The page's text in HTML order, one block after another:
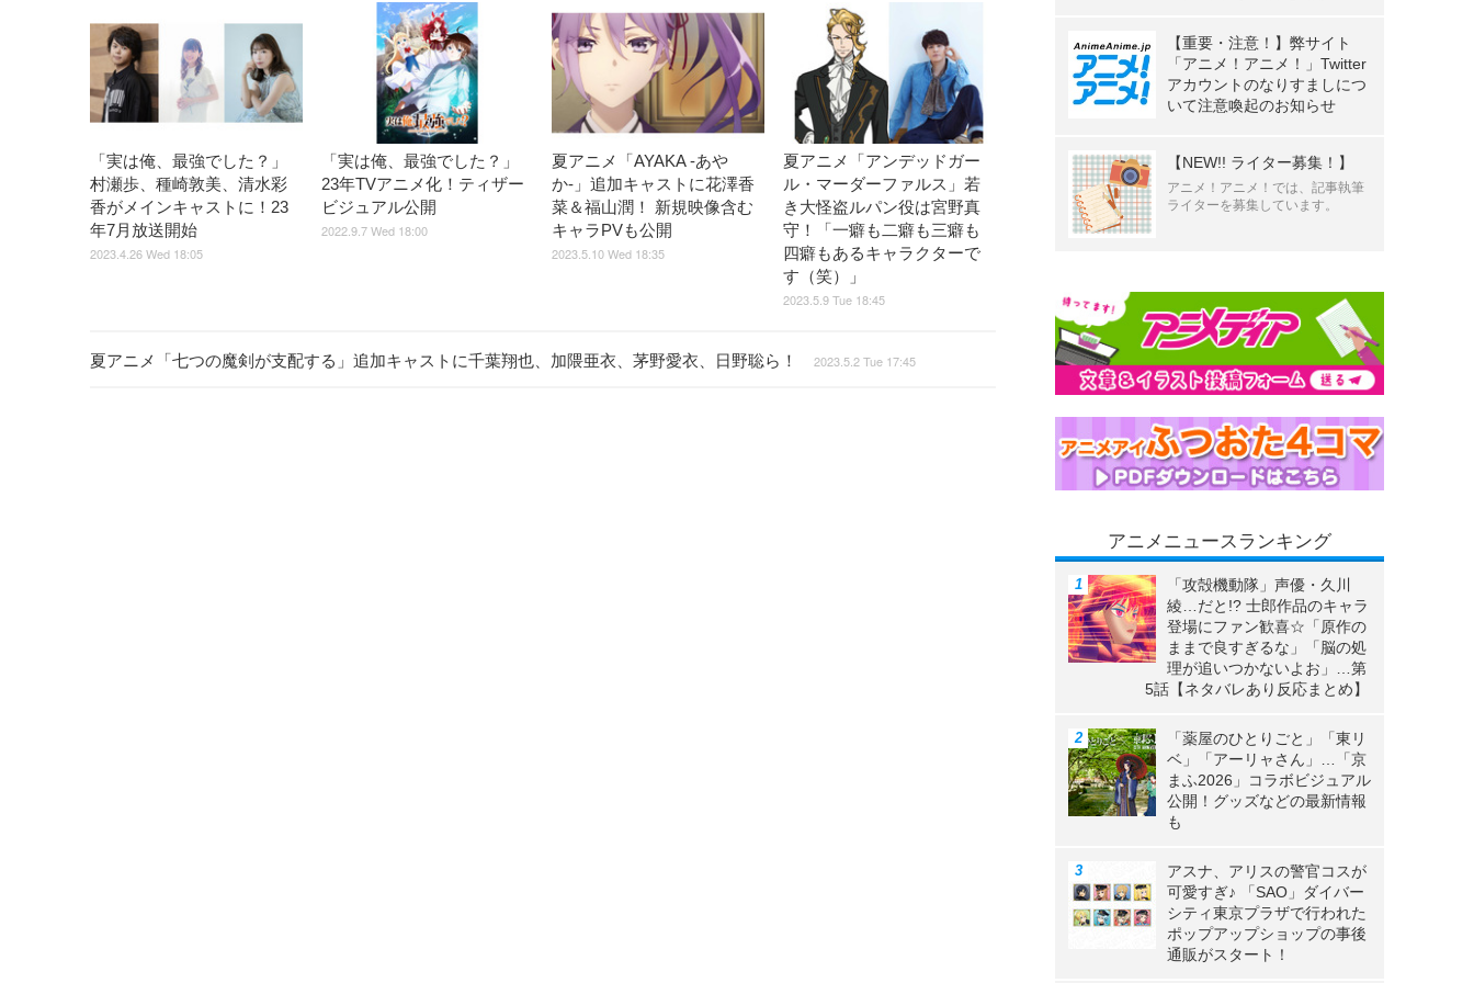
「実は俺、最強でした？」
村瀬歩、種崎敦美、清水彩
香がメインキャストに！23
年7月放送開始
2023.4.26 Wed 18:05
「実は俺、最強でした？」
23年TVアニメ化！ティザー
ビジュアル公開
2022.9.7 Wed 18:00
夏アニメ「AYAKA ‐あや
か‐」追加キャストに花澤香
菜＆福山潤！ 新規映像含む
キャラPVも公開
2023.5.10 Wed 18:35
夏アニメ「アンデッドガー
ル・マーダーファルス」若
き大怪盗ルパン役は宮野真
守！「一癖も二癖も三癖も
四癖もあるキャラクターで
す（笑）」
2023.5.9 Tue 18:45
夏アニメ「七つの魔剣が支配する」追加キャストに千葉翔也、加隈亜衣、茅野愛衣、日野聡ら！ 2023.5.2 Tue 17:45
【重要・注意！】弊サイト
「アニメ！アニメ！」Twitter
アカウントのなりすましにつ
いて注意喚起のお知らせ
【NEW!! ライター募集！】
アニメ！アニメ！では、記事執筆
ライターを募集しています。
アニメニュースランキング
「攻殻機動隊」声優・久川
綾…だと!? 士郎作品のキャラ
登場にファン歓喜☆「原作の
ままで良すぎるな」「脳の処
理が追いつかないよお」…第
5話【ネタバレあり反応まとめ】
「薬屋のひとりごと」「東リ
ベ」「アーリャさん」…「京
まふ2026」コラボビジュアル
公開！グッズなどの最新情報
も
アスナ、アリスの警官コスが
可愛すぎ♪ 「SAO」ダイバー
シティ東京プラザで行われた
ポップアップショップの事後
通販がスタート！